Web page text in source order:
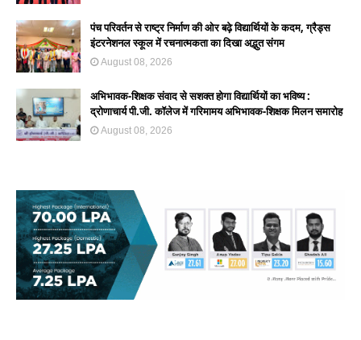
पंच परिवर्तन से राष्ट्र निर्माण की ओर बढ़े विद्यार्थियों के कदम, ग्रैड्स
इंटरनेशनल स्कूल में रचनात्मकता का दिखा अद्भुत संगम
August 08, 2026
अभिभावक-शिक्षक संवाद से सशक्त होगा विद्यार्थियों का भविष्य :
द्रोणाचार्य पी.जी. कॉलेज में गरिमामय अभिभावक-शिक्षक मिलन समारोह
August 08, 2026